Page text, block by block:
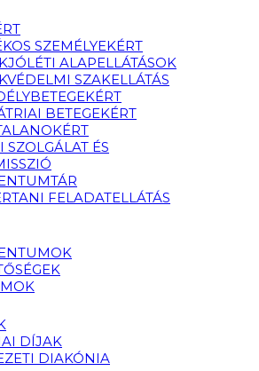
SZEMÉLYEKÉRT
ALAPELLÁTÁSOK
SZAKELLÁTÁS
BETEGEKÉRT
SZOLGÁLAT ÉS
FELADATELLÁTÁS
DÍJAK
DIAKÓNIA